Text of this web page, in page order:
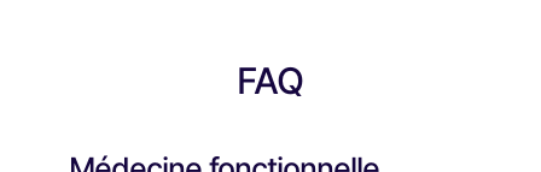
FAQ